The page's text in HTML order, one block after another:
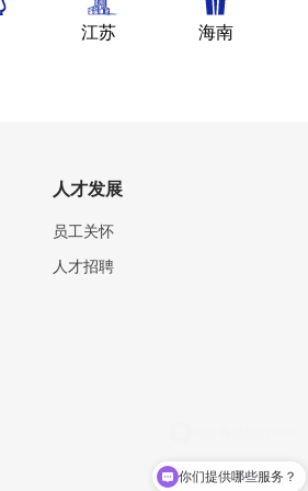
江苏 海南
人才发展
员工关怀
人才招聘
你们提供哪些服务？